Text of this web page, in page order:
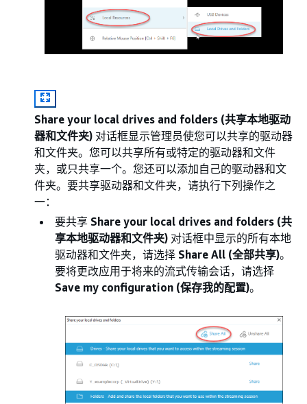
Share your local drives and folders (共享本地驱动
器和文件夹) 对话框显示管理员使您可以共享的驱动器
和文件夹。您可以共享所有或特定的驱动器和文件
夹，或只共享一个。您还可以添加自己的驱动器和文
件夹。要共享驱动器和文件夹，请执行下列操作之
一：
要共享 Share your local drives and folders (共
享本地驱动器和文件夹) 对话框中显示的所有本地
驱动器和文件夹，请选择 Share All (全部共享)。
要将更改应用于将来的流式传输会话，请选择
Save my configuration (保存我的配置)。